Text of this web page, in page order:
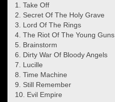
1. Take Off
2. Secret Of The Holy Grave
3. Lord Of The Rings
4. The Riot Of The Young Guns
5. Brainstorm
6. Dirty War Of Bloody Angels
7. Lucille
8. Time Machine
9. Still Remember
10. Evil Empire